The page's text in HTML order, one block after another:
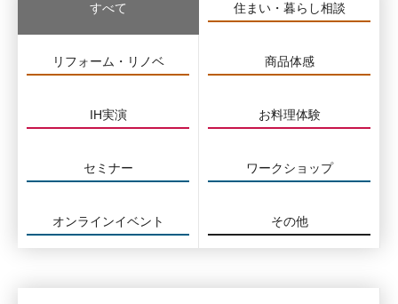
すべて 住まい・暮らし相談
リフォーム・リノベ 商品体感
IH実演 お料理体験
セミナー ワークショップ
オンラインイベント その他